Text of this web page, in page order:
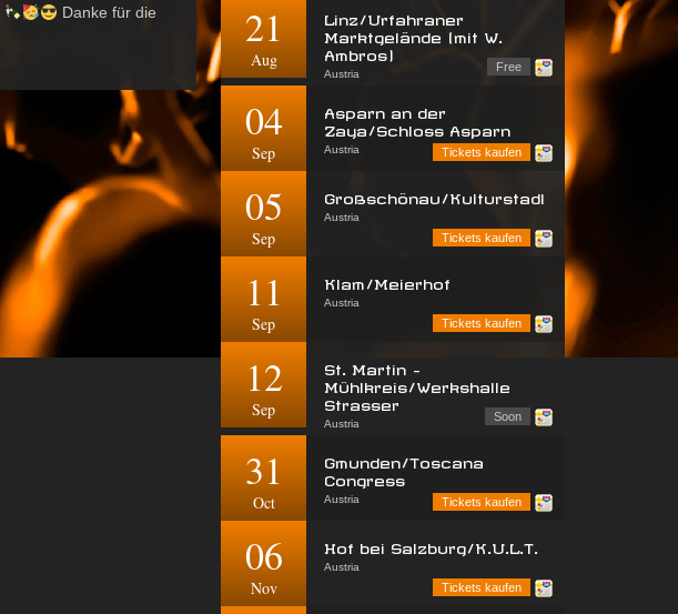
Danke für die
21
Aug
Linz/Urfahraner
Marktgelände (mit W.
Ambros)
Austria
Free
04
Sep
Asparn an der
Zaya/Schloss Asparn
Austria
Tickets kaufen
05
Sep
Großschönau/Kulturstadl
Austria
Tickets kaufen
11
Sep
Klam/Meierhof
Austria
Tickets kaufen
12
Sep
St. Martin -
Mühlkreis/Werkshalle
Strasser
Austria
Soon
31
Oct
Gmunden/Toscana
Congress
Austria
Tickets kaufen
06
Nov
Hof bei Salzburg/K.U.L.T.
Austria
Tickets kaufen